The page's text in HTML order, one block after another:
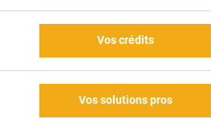
Vos crédits
Vos solutions pros